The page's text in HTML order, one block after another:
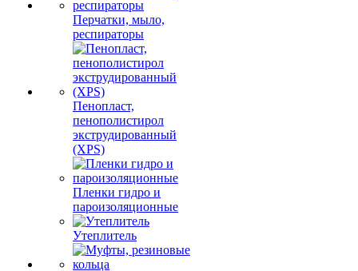
Перчатки, мыло,
респираторы
Пенопласт,
пенополистирол
экструдированный
(XPS)
Пленки гидро и
пароизоляционные
Утеплитель